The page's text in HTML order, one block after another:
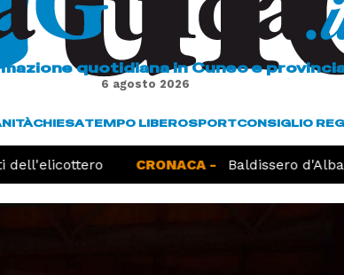
quotidiana in Cuneo e
6 agosto 2026
CHIESATEMPO LIBEROSPORTCONSIGLIO
CRONACA - Baldissero d'Alba,